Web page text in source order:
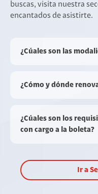
buscas, visita nuestra
encantados de asistirte.
¿Cúales son las
¿Cómo y dónde
¿Cúales son los
con cargo a la boleta?
Ir a